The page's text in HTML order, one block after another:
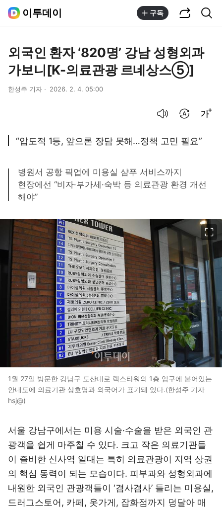
이투데이 구독
외국인 환자 ‘820명’ 강남 성형외과
가보니[K-의료관광 르네상스⑤]
한성주 기자 2026. 2. 4. 05:00
“압도적 1등, 앞으론 장담 못해…정책 고민 필요”
병원서 공항 픽업에 미용실 샴푸 서비스까지
현장에선 “비자·부가세·숙박 등 의료관광 환경 개선
해야”
1월 27일 방문한 강남구 도산대로 렉스타워의 1층 입구에 붙어있는
안내도에 의료기관 상호명과 외국어가 표기돼 있다.(한성주 기자
hsj@)
서울 강남구에서는 미용 시술·수술을 받은 외국인 관
광객을 쉽게 마주칠 수 있다. 크고 작은 의료기관들
이 즐비한 신사역 일대는 특히 의료관광이 지역 상권
의 핵심 동력이 되는 모습이다. 피부과와 성형외과에
내원한 외국인 관광객들이 ‘겸사겸사’ 들리는 미용실,
드러그스토어, 카페, 옷가게, 잡화점까지 덩달아 매